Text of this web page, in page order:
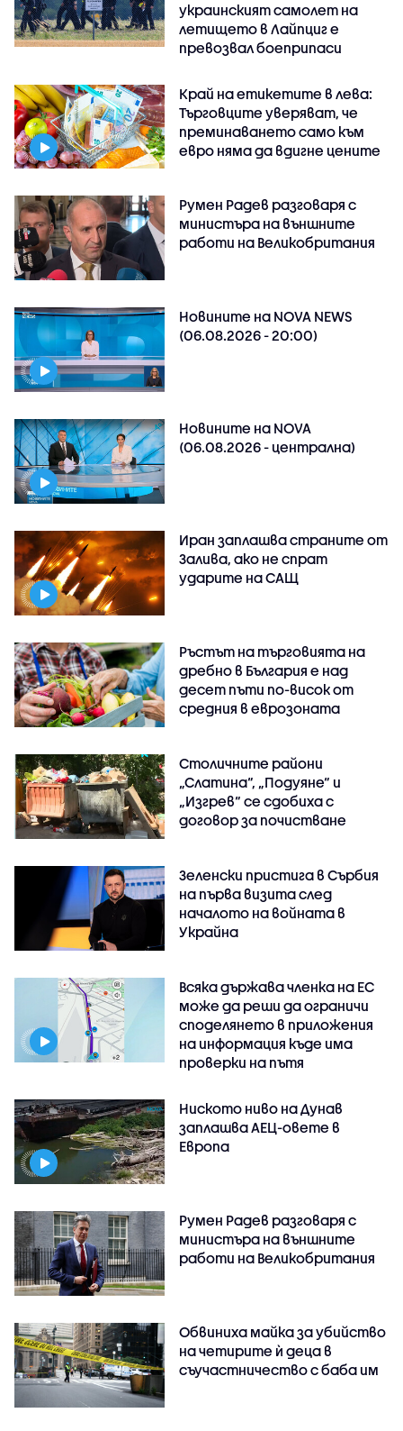
украинският самолет на
летището в Лайпциг е
превозвал боеприпаси
Край на етикетите в лева:
Търговците уверяват, че
преминаването само към
евро няма да вдигне цените
Румен Радев разговаря с
министъра на външните
работи на Великобритания
Новините на NOVA NEWS
(06.08.2026 - 20:00)
Новините на NOVA
(06.08.2026 - централна)
Иран заплашва страните от
Залива, ако не спрат
ударите на САЩ
Ръстът на търговията на
дребно в България е над
десет пъти по-висок от
средния в еврозоната
Столичните райони
„Слатина“, „Подуяне“ и
„Изгрев“ се сдобиха с
договор за почистване
Зеленски пристига в Сърбия
на първа визита след
началото на войната в
Украйна
Всяка държава членка на ЕС
може да реши да ограничи
споделянето в приложения
на информация къде има
проверки на пътя
Ниското ниво на Дунав
заплашва АЕЦ-овете в
Европа
Румен Радев разговаря с
министъра на външните
работи на Великобритания
Обвиниха майка за убийство
на четирите ѝ деца в
съучастничество с баба им